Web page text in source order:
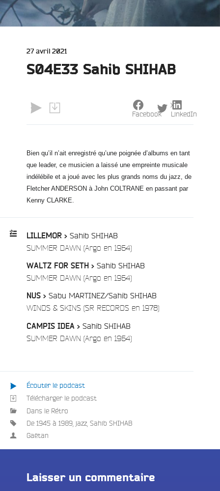
Publié
27 avril 2021
S04E33 Sahib SHIHAB
Bien qu’il n’ait enregistré qu’une poignée d’albums en tant
que leader, ce musicien a laissé une empreinte musicale
indélébile et a joué avec les plus grands noms du jazz, de
Fletcher ANDERSON à John COLTRANE en passant par
Kenny CLARKE.
:
LILLEMOR > Sahib SHIHAB
SUMMER DAWN (Argo en 1964)/
WALTZ FOR SETH > Sahib SHIHAB
SUMMER DAWN (Argo en 1964)/
NUS > Sabu MARTINEZ/Sahib SHIHAB
WINDS & SKINS (SR RECORDS en 1978)/
CAMPIS IDEA > Sahib SHIHAB
SUMMER DAWN (Argo en 1964)/
Facebook
X
LinkedIn
Écouter le podcast
Télécharger le podcast
Dans le Rétro
De 1945 à 1989 jazz Sahib SHIHAB
Gaëtan
Laisser un commentaire